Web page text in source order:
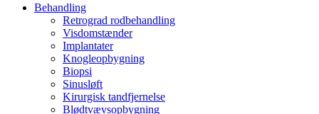
Behandling
Retrograd rodbehandling
Visdomstænder
Implantater
Knogleopbygning
Biopsi
Sinusløft
Kirurgisk tandfjernelse
Blødtvævsopbygning